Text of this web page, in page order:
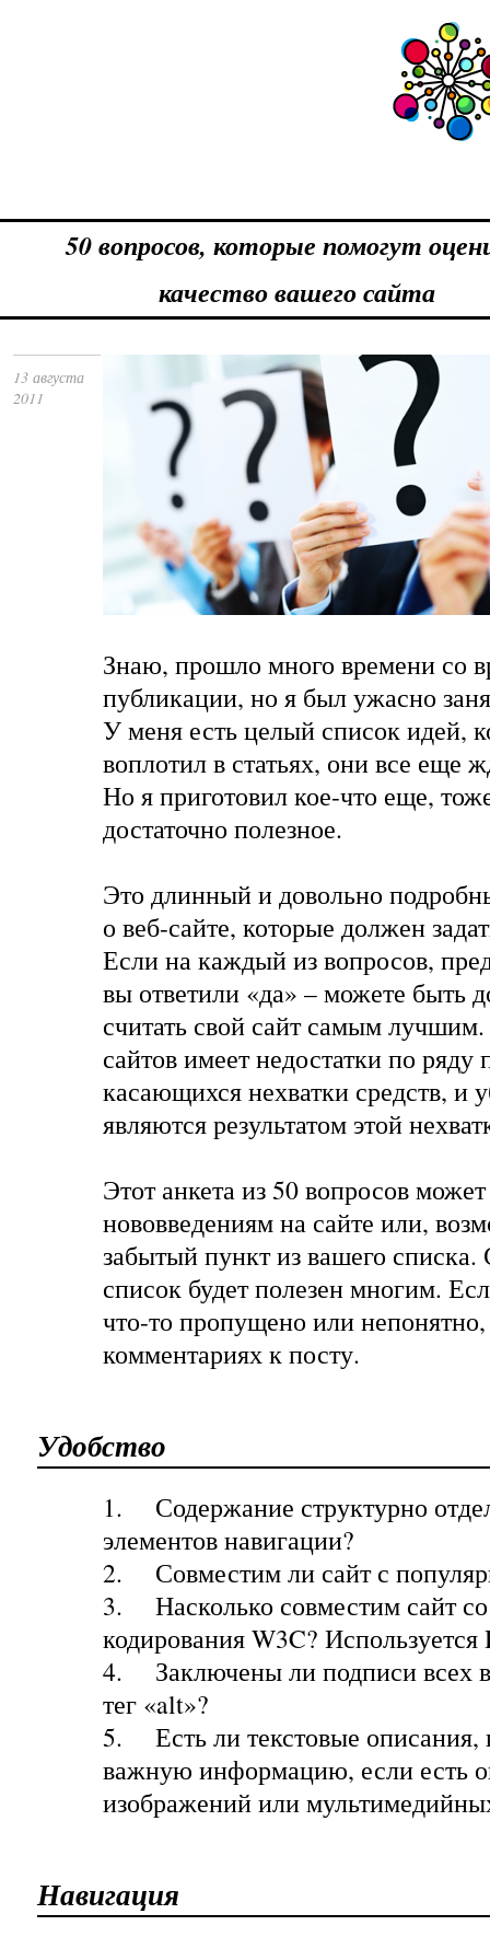
50 вопросов, которые помогут
качество вашего сайта
13 августа
2011
Знаю, прошло много времени со
публикации, но я был ужасно
У меня есть целый список идей,
воплотил в статьях, они все еще
Но я приготовил кое-что еще,
достаточно полезное.
Это длинный и довольно
о веб-сайте, которые должен
Если на каждый из вопросов,
вы ответили «да» – можете быть
считать свой сайт самым
сайтов имеет недостатки по
касающихся нехватки средств, и
являются результатом этой
Этот анкета из 50 вопросов
нововведениям на сайте или,
забытый пункт из вашего
список будет полезен многим.
что-то пропущено или
комментариях к посту.
Удобство
1.
Содержание структурно
элементов навигации?
2.
Совместим ли сайт с
3.
Насколько совместим сайт
кодирования W3C?
4.
Заключены ли подписи всех
тег «alt»?
5.
Есть ли текстовые описания,
важную информацию, если есть
изображений или
Навигация